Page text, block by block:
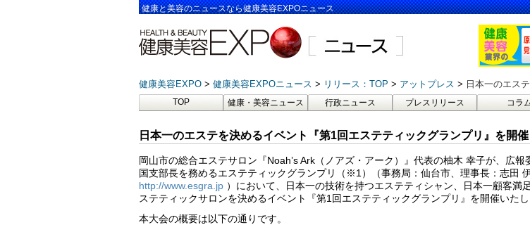
健康と美容のニュースなら健康美容EXPOニュース
健康美容EXPO 健康美容EXPOニュース リリース：TOP アットプレス 日本一のエス
TOP 健康・美容ニュース 行政ニュース プレスリリース コラ
日本一のエステを決めるイベント『第1回エステティックグランプリ』を開催
岡山市の総合エステサロン『Noah’s Ark（ノアズ・アーク）』代表の柚木 幸子が、広報
国支部長を務めるエステティックグランプリ（※1）（事務局：仙台市、理事長：志田
http://www.esgra.jp ）において、日本一の技術を持つエステティシャン、日本一顧客満
ステティックサロンを決めるイベント『第1回エステティックグランプリ』を開催いたし
本大会の概要は以下の通りです。